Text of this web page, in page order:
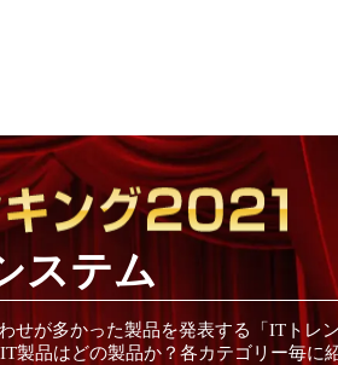
ステム
せが多かった製品を発表する「ITトレ
製品はどの製品か？各カテゴリー毎に